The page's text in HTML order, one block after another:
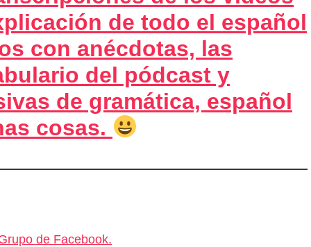
de todo el español
con anécdotas, las
del pódcast y
de gramática, español
cosas.
de Facebook.